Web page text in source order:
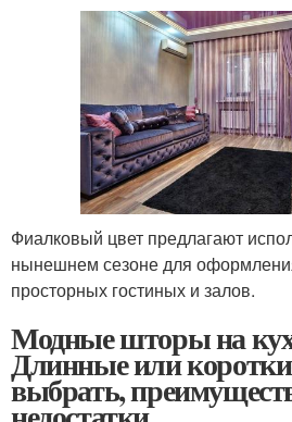
Фиалковый цвет предлагают
нынешнем сезоне для
просторных гостиных и залов.
Модные шторы на
Длинные или
выбрать,